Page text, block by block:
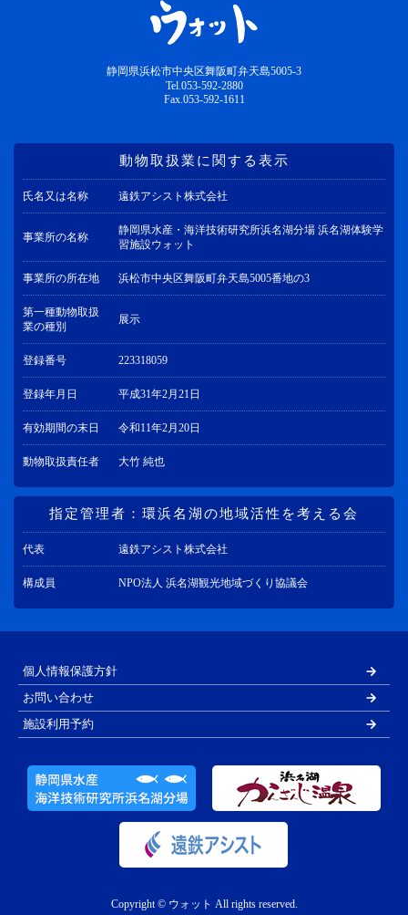
静岡県浜松市中央区舞阪町弁天島5005-3
Tel.053-592-2880
Fax.053-592-1611
動物取扱業に関する表示
氏名又は名称 遠鉄アシスト株式会社
事業所の名称
静岡県水産・海洋技術研究所浜名湖分場 浜名湖体験学
習施設ウォット
事業所の所在地 浜松市中央区舞阪町弁天島5005番地の3
第一種動物取扱
業の種別
展示
登録番号 223318059
登録年月日 平成31年2月21日
有効期間の末日 令和11年2月20日
動物取扱責任者 大竹 純也
指定管理者：環浜名湖の地域活性を考える会
代表 遠鉄アシスト株式会社
構成員 NPO法人 浜名湖観光地域づくり協議会
個人情報保護方針
お問い合わせ
施設利用予約
Copyright © ウォット All rights reserved.